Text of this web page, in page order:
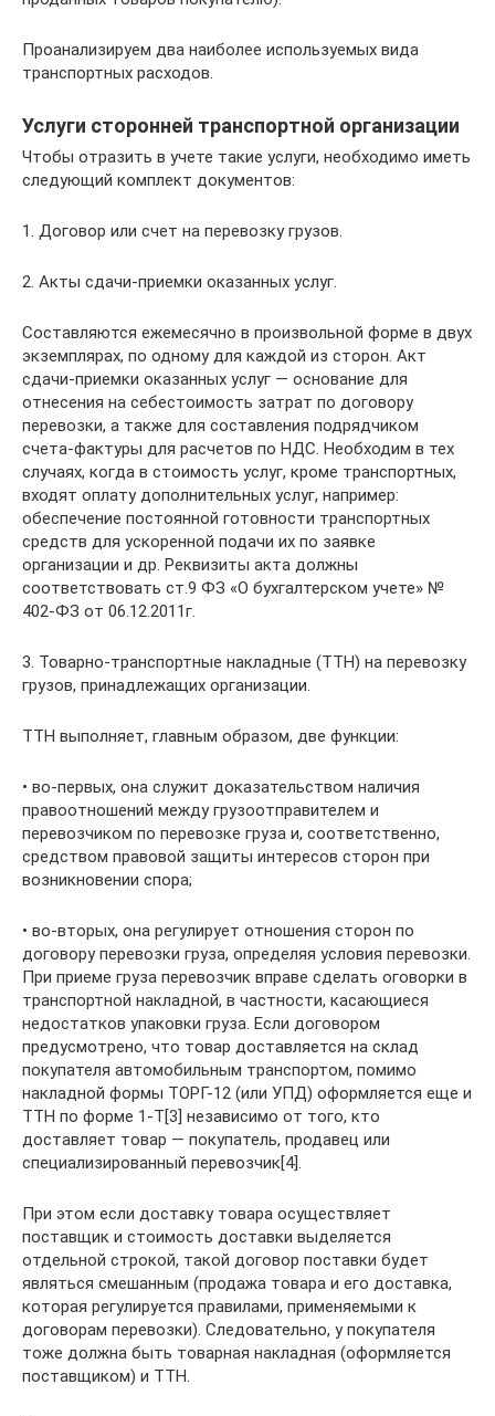
Проанализируем два наиболее используемых вида
транспортных расходов.
Услуги сторонней транспортной организации
Чтобы отразить в учете такие услуги, необходимо иметь
следующий комплект документов:
1. Договор или счет на перевозку грузов.
2. Акты сдачи-приемки оказанных услуг.
Составляются ежемесячно в произвольной форме в двух
экземплярах, по одному для каждой из сторон. Акт
сдачи-приемки оказанных услуг — основание для
отнесения на себестоимость затрат по договору
перевозки, а также для составления подрядчиком
счета-фактуры для расчетов по НДС. Необходим в тех
случаях, когда в стоимость услуг, кроме транспортных,
входят оплату дополнительных услуг, например:
обеспечение постоянной готовности транспортных
средств для ускоренной подачи их по заявке
организации и др. Реквизиты акта должны
соответствовать ст.9 ФЗ «О бухгалтерском учете» №
402-ФЗ от 06.12.2011г.
3. Товарно-транспортные накладные (ТТН) на перевозку
грузов, принадлежащих организации.
ТТН выполняет, главным образом, две функции:
• во-первых, она служит доказательством наличия
правоотношений между грузоотправителем и
перевозчиком по перевозке груза и, соответственно,
средством правовой защиты интересов сторон при
возникновении спора;
• во-вторых, она регулирует отношения сторон по
договору перевозки груза, определяя условия перевозки.
При приеме груза перевозчик вправе сделать оговорки в
транспортной накладной, в частности, касающиеся
недостатков упаковки груза. Если договором
предусмотрено, что товар доставляется на склад
покупателя автомобильным транспортом, помимо
накладной формы ТОРГ-12 (или УПД) оформляется еще и
ТТН по форме 1-Т[3] независимо от того, кто
доставляет товар — покупатель, продавец или
специализированный перевозчик[4].
При этом если доставку товара осуществляет
поставщик и стоимость доставки выделяется
отдельной строкой, такой договор поставки будет
являться смешанным (продажа товара и его доставка,
которая регулируется правилами, применяемыми к
договорам перевозки). Следовательно, у покупателя
тоже должна быть товарная накладная (оформляется
поставщиком) и ТТН.